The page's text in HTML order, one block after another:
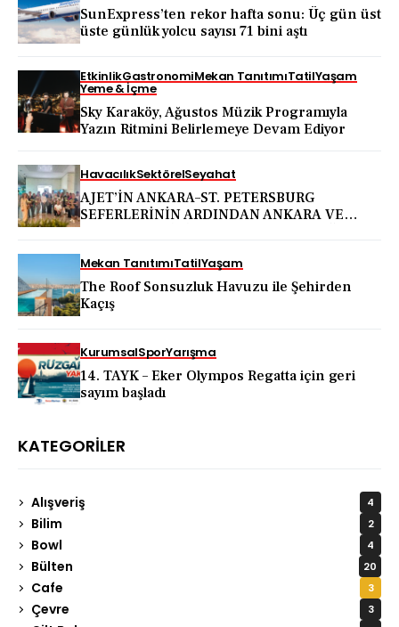
SunExpress’ten rekor hafta sonu: Üç gün üst
üste günlük yolcu sayısı 71 bini aştı
EtkinlikGastronomiMekan TanıtımıTatilYaşam
Yeme & İçme
Sky Karaköy, Ağustos Müzik Programıyla
Yazın Ritmini Belirlemeye Devam Ediyor
HavacılıkSektörelSeyahat
AJET’İN ANKARA–ST. PETERSBURG
SEFERLERİNİN ARDINDAN ANKARA VE
Mekan TanıtımıTatilYaşam
The Roof Sonsuzluk Havuzu ile Şehirden
Kaçış
KurumsalSporYarışma
14. TAYK – Eker Olympos Regatta için geri
sayım başladı
KATEGORILER
Alışveriş 4
Bilim 2
Bowl 4
Bülten 20
Cafe 3
Çevre 3